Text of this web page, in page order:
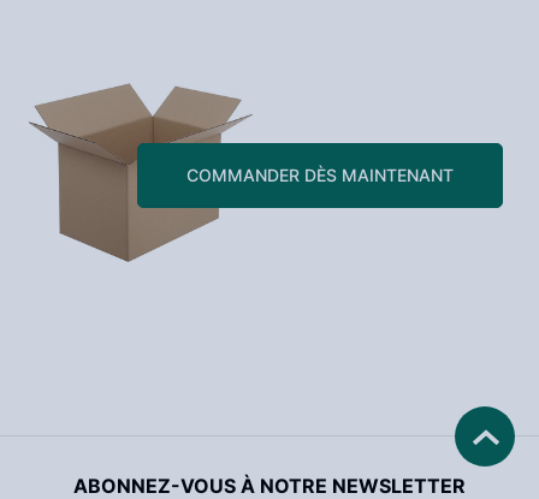
COMMANDER DÈS MAINTENANT
ABONNEZ-VOUS À NOTRE NEWSLETTER